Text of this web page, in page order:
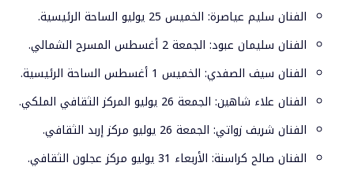
الفنان سليم عياصرة: الخميس 25 يوليو الساحة الرئيسية.
الفنان سليمان عبود: الجمعة 2 أغسطس المسرح الشمالي.
الفنان سيف الصفدي: الخميس 1 أغسطس الساحة الرئيسية.
الفنان علاء شاهين: الجمعة 26 يوليو المركز الثقافي الملكي.
الفنان شريف زواتي: الجمعة 26 يوليو مركز إربد الثقافي.
الفنان صالح كراسنة: الأربعاء 31 يوليو مركز عجلون الثقافي.